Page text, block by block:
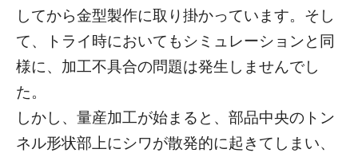
してから金型製作に取り掛かっています。そし
て、トライ時においてもシミュレーションと同
様に、加工不具合の問題は発生しませんでし
た。
しかし、量産加工が始まると、部品中央のトン
ネル形状部上にシワが散発的に起きてしまい、